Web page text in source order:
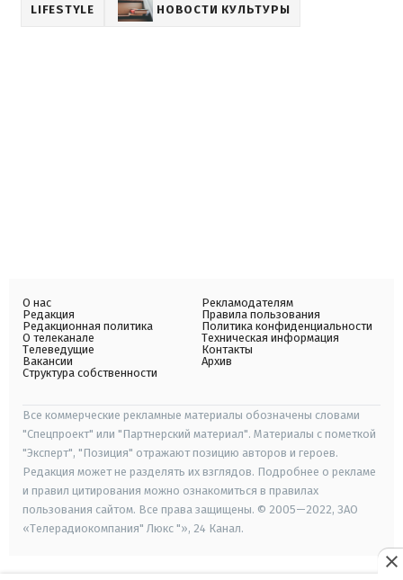
LIFESTYLE НОВОСТИ КУЛЬТУРЫ
О нас
Редакция
Редакционная политика
О телеканале
Телеведущие
Вакансии
Структура собственности
Рекламодателям
Правила пользования
Политика конфиденциальности
Техническая информация
Контакты
Архив
Все коммерческие рекламные материалы обозначены словами
"Спецпроект" или "Партнерский материал". Материалы с пометкой
"Эксперт", "Позиция" отражают позицию авторов и героев.
Редакция может не разделять их взглядов. Подробнее о рекламе
и правил цитирования можно ознакомиться в правилах
пользования сайтом. Все права защищены. © 2005—2022, ЗАО
«Телерадиокомпания" Люкс "», 24 Канал.